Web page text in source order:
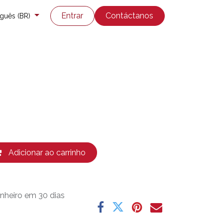
técnico Enviar un ticket
(BR) Entrar Contáctanos
Adicionar ao carrinho
em 30 dias